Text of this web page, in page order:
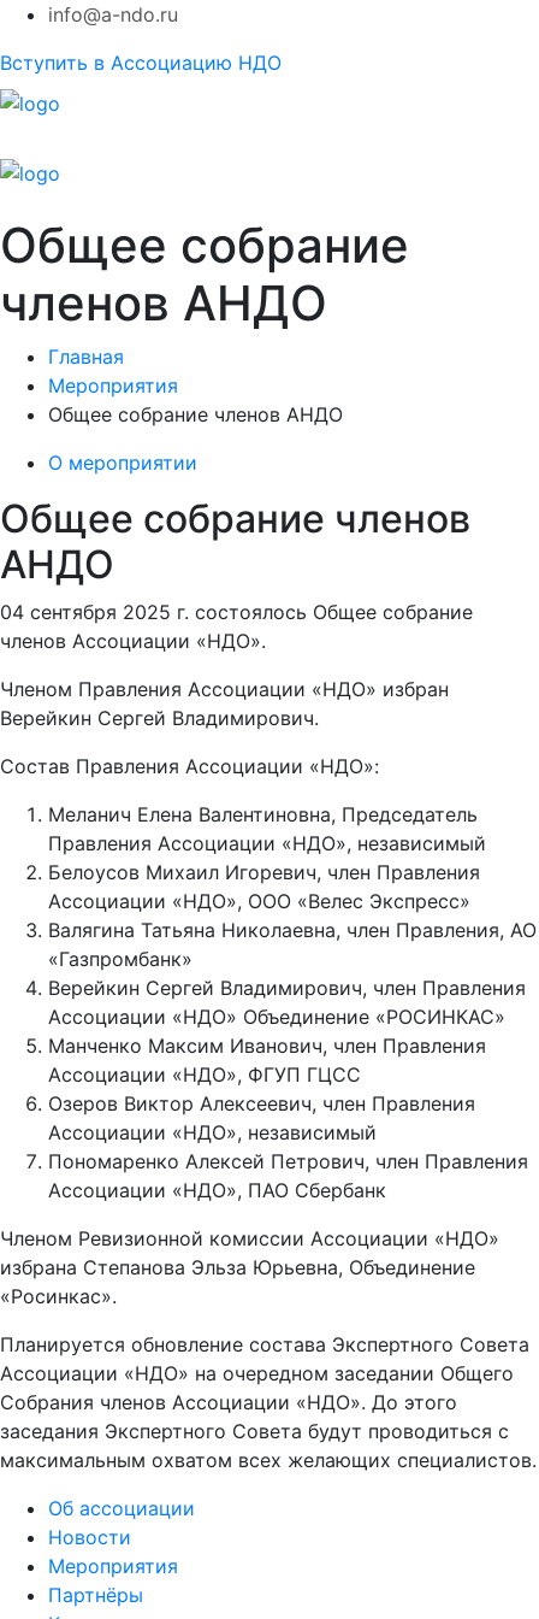
info@a-ndo.ru
Вступить в Ассоциацию НДО
Общее собрание
членов АНДО
Главная
Мероприятия
Общее собрание членов АНДО
О мероприятии
Общее собрание членов
АНДО
04 сентября 2025 г. состоялось Общее собрание
членов Ассоциации «НДО».
Членом Правления Ассоциации «НДО» избран
Верейкин Сергей Владимирович.
Состав Правления Ассоциации «НДО»:
Меланич Елена Валентиновна, Председатель
Правления Ассоциации «НДО», независимый
Белоусов Михаил Игоревич, член Правления
Ассоциации «НДО», ООО «Велес Экспресс»
Валягина Татьяна Николаевна, член Правления, АО
«Газпромбанк»
Верейкин Сергей Владимирович, член Правления
Ассоциации «НДО» Объединение «РОСИНКАС»
Манченко Максим Иванович, член Правления
Ассоциации «НДО», ФГУП ГЦСС
Озеров Виктор Алексеевич, член Правления
Ассоциации «НДО», независимый
Пономаренко Алексей Петрович, член Правления
Ассоциации «НДО», ПАО Сбербанк
Членом Ревизионной комиссии Ассоциации «НДО»
избрана Степанова Эльза Юрьевна, Объединение
«Росинкас».
Планируется обновление состава Экспертного Совета
Ассоциации «НДО» на очередном заседании Общего
Собрания членов Ассоциации «НДО». До этого
заседания Экспертного Совета будут проводиться с
максимальным охватом всех желающих специалистов.
Об ассоциации
Новости
Мероприятия
Партнёры